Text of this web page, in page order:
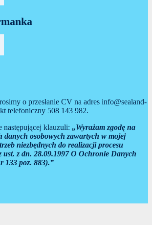
o przesłanie CV na adres info@sealand-
telefoniczny 508 143 982.
następującej klauzuli: „Wyrażam zgodę na
danych osobowych zawartych w mojej
niezbędnych do realizacji procesu
ust. z dn. 28.09.1997 O Ochronie Danych
133 poz. 883).”